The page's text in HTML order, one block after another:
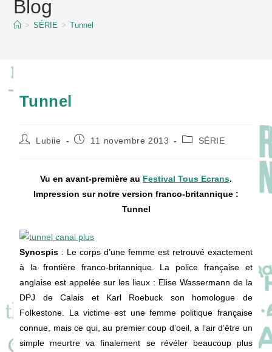
contentBlog
> SÉRIE > Tunnel
Tunnel
Auteur/autrice
Lubiie
Publication
11 novembre 2013
PostSÉRIE
Vu en avant-première au Festival Tous Ecrans.
Impression sur notre version franco-britannique :
Tunnel
Synospis : Le corps d’une femme est retrouvé exactement
à la frontière franco-britannique. La police française et
anglaise est appelée sur les lieux : Elise Wassermann de la
DPJ de Calais et Karl Roebuck son homologue de
Folkestone. La victime est une femme politique française
connue, mais ce qui, au premier coup d’oeil, a l’air d’être un
simple meurtre va finalement se révéler beaucoup plus